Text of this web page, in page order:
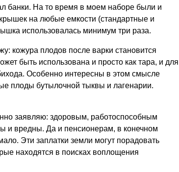
банки. На то время в моем наборе были и
на любые емкости (стандартные и
использовалась минимум три раза.
кожура плодов после варки становится
быть использована и просто как тара, и для
Особенно интересны в этом смысле
плоды бутылочной тыквы и лагенарии.
заявляю: здоровым, работоспособным
и вредны. Да и пенсионерам, в конечном
Эти заплатки земли могут порадовать
находятся в поисках воплощения